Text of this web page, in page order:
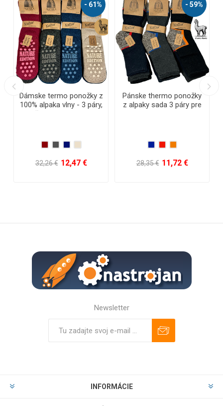
- 59%
ponožky
3 páry pre
aktivity
- 68%
Pánske vlnené ponožky
Lama Alpaka sada 9 + 3
110,54 €
NÁŠ TIP
AKČNÉ
Kakánkové
8,36 €
Newsletter
INFORMÁCIE